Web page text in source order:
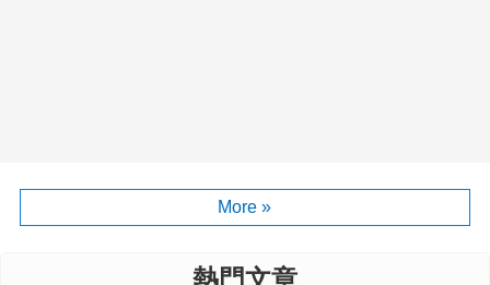
More »
熱門文章